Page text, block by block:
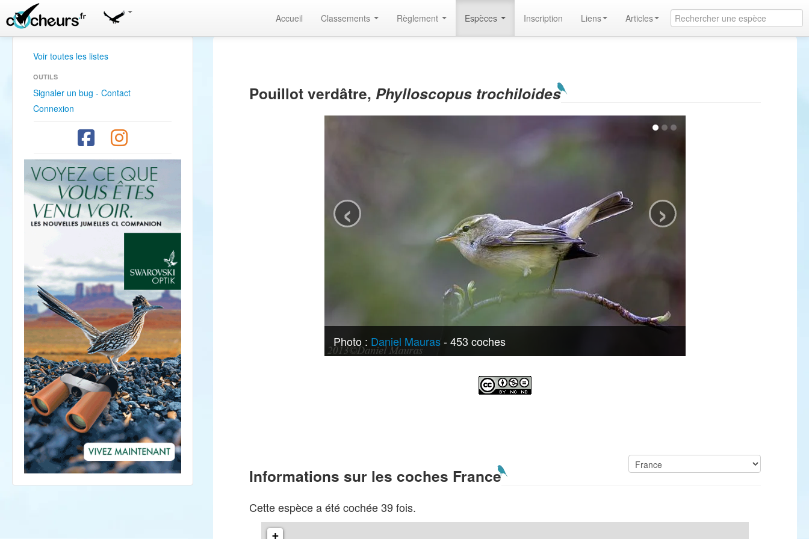
Accueil Classements Règlement Espèces Inscription Liens Articles
Voir toutes les listes
OUTILS
Signaler un bug - Contact
Connexion
Pouillot verdâtre, Phylloscopus trochiloides
Photo : Daniel Mauras- 453 coches
‹ ›
Informations sur les coches France
Cette espèce a été cochée 39 fois.
+